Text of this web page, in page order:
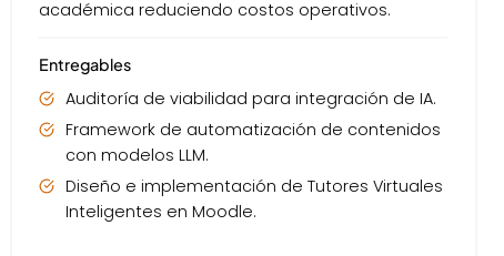
académica reduciendo costos operativos.
Entregables
Auditoría de viabilidad para integración de IA.
Framework de automatización de contenidos
con modelos LLM.
Diseño e implementación de Tutores Virtuales
Inteligentes en Moodle.